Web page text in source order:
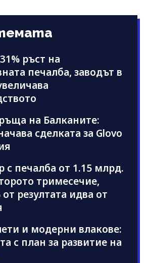
ръст на
печалба, заводът в
на Балканите:
сделката за Glovo
с печалба от 1.15 млрд.
тримесечие,
резултата идва от
и модерни влакове:
с план за развитие на